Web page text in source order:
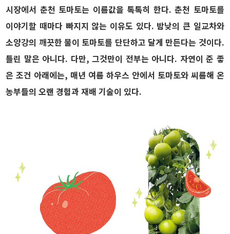
시장에서 춘천 토마토는 이름값을 톡톡히 한다. 춘천 토마토를
이야기할 때마다 빠지지 않는 이유도 있다. 밤낮의 큰 일교차와
소양강의 깨끗한 물이 토마토를 단단하고 달게 만든다는 것이다.
틀린 말은 아니다. 다만, 그것만이 전부는 아니다. 자연이 준 좋
은 조건 아래에는, 매년 여름 하우스 안에서 토마토와 씨름해 온
농부들의 오랜 경험과 재배 기술이 있다.